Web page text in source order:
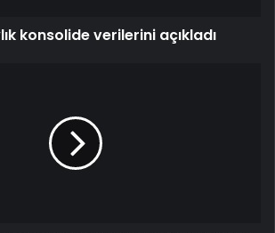
konsolide verilerini açıkladı